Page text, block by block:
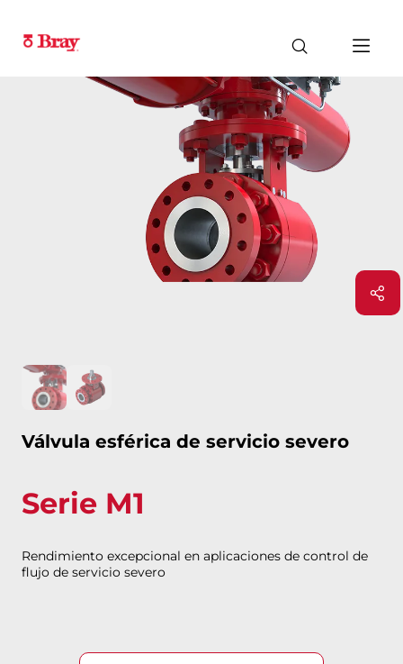
Válvula esférica de servicio severo
Serie M1
Rendimiento excepcional en aplicaciones de control de
flujo de servicio severo